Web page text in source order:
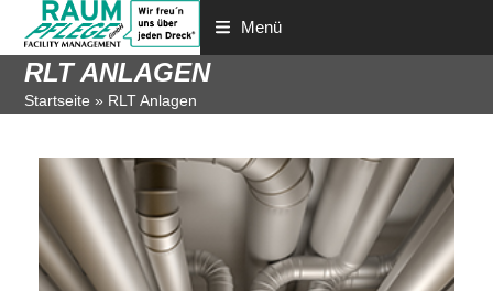
Menü
RLT ANLAGEN
Startseite » RLT Anlagen